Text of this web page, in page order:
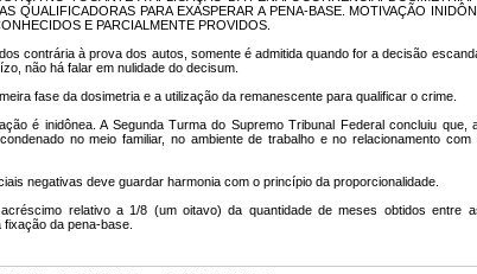
PARA EXASPERAR A PENA-BASE. MOTIVAÇÃO
E PARCIALMENTE PROVIDOS.
contrária à prova dos autos, somente é admitida quando for a decisão
não há falar em nulidade do decisum.
fase da dosimetria e a utilização da remanescente para qualificar o crime.
é inidônea. A Segunda Turma do Supremo Tribunal Federal concluiu que,
no meio familiar, no ambiente de trabalho e no relacionamento com
negativas deve guardar harmonia com o princípio da proporcionalidade.
relativo a 1/8 (um oitavo) da quantidade de meses obtidos entre
da pena-base.